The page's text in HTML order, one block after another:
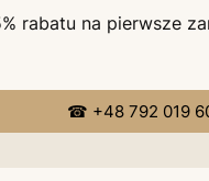
rabatu na pierwsze
☎ +48 792 019